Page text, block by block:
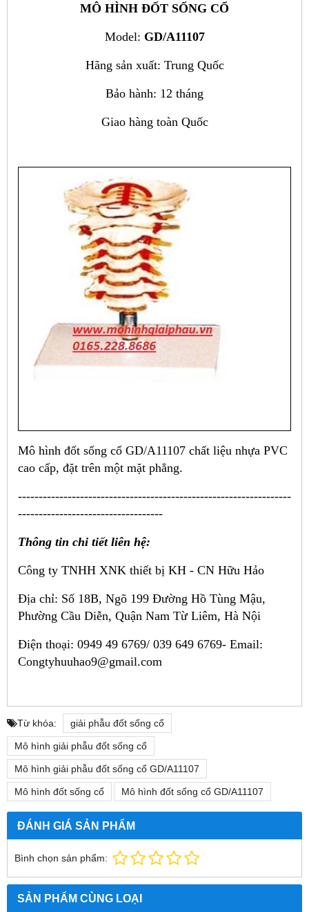
MÔ HÌNH ĐỐT SỐNG CỔ
Model: GD/A11107
Hãng sản xuất: Trung Quốc
Bảo hành: 12 tháng
Giao hàng toàn Quốc
Mô hình đốt sống cổ GD/A11107 chất liệu nhựa PVC
cao cấp, đặt trên một mặt phẳng.
------------------------------------------------------------------
-----------------------------------
Thông tin chi tiết liên hệ:
Công ty TNHH XNK thiết bị KH - CN Hữu Hảo
Địa chỉ: Số 18B, Ngõ 199 Đường Hồ Tùng Mậu,
Phường Cầu Diễn, Quận Nam Từ Liêm, Hà Nội
Điện thoại: 0949 49 6769/ 039 649 6769- Email:
Congtyhuuhao9@gmail.com
Từ khóa: giải phẫu đốt sống cổ
Mô hình giải phẫu đốt sống cổ
Mô hình giải phẫu đốt sống cổ GD/A11107
Mô hình đốt sống cổ Mô hình đốt sống cổ GD/A11107
ĐÁNH GIÁ SẢN PHẨM
Bình chọn sản phẩm:
SẢN PHẨM CÙNG LOẠI